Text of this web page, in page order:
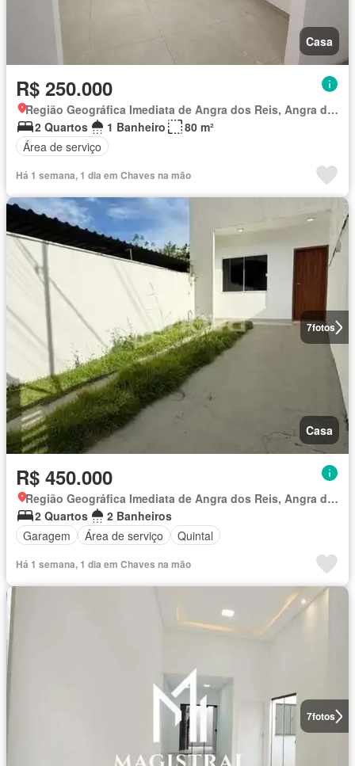
Casa
R$ 250.000
Região Geográfica Imediata de Angra dos Reis, Angra dos Reis
2 Quartos
1 Banheiro
80 m²
Área de serviço
Há 1 semana, 1 dia em Chaves na mão
7fotos
Casa
R$ 450.000
Região Geográfica Imediata de Angra dos Reis, Angra dos Reis
2 Quartos
2 Banheiros
Garagem
Área de serviço Quintal
Há 1 semana, 1 dia em Chaves na mão
7fotos